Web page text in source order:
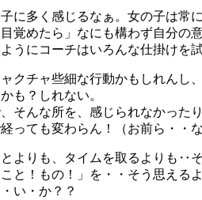
に多く感じるなぁ。女の子は常
覚めたら」なにも構わず自分の
うにコーチはいろんな仕掛けを
クチャ些細な行動かもしれんし
も？しれない。
そんな所を、感じられなかった
っても変わらん！（お前ら・・
よりも、タイムを取るよりも‥
と！もの！」を・・そう思える
・い・か？？